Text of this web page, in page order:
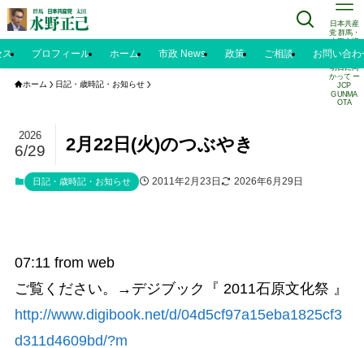
日本共産
党 群馬・
太田市議
水野正己
のブログ |
明日に向
かって ー
JCP
GUNMA
OTA
ス プロフィール ホーム 市政 News 政策 ご相談 お問い合わ
ホーム 日記・歳時記・お知らせ
2月22日(火)のつぶやき
2026
6/29
日記・歳時記・お知らせ 2011年2月23日 2026年6月29日
07:11from web
ご覧ください。→デジブック『 2011石原文化祭 』
http://www.digibook.net/d/04d5cf97a15eba1825cf3
d311d4609bd/?m